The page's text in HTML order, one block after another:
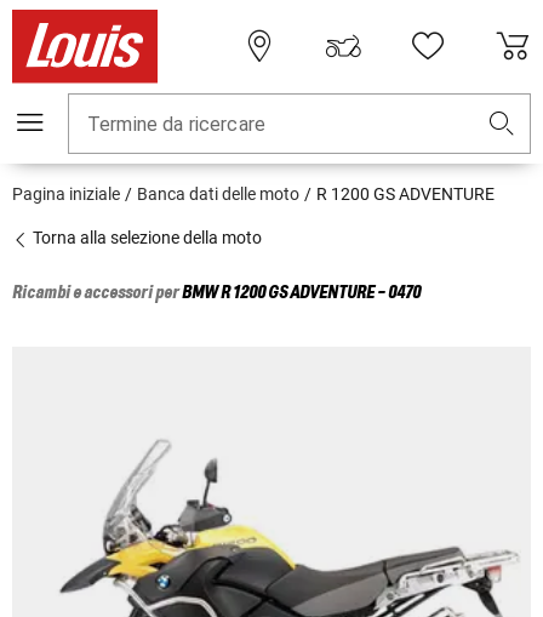
Termine da ricercare
Pagina iniziale Banca dati delle moto R 1200 GS ADVENTURE
Torna alla selezione della moto
Ricambi e accessori perBMWR 1200 GS ADVENTURE - 0470